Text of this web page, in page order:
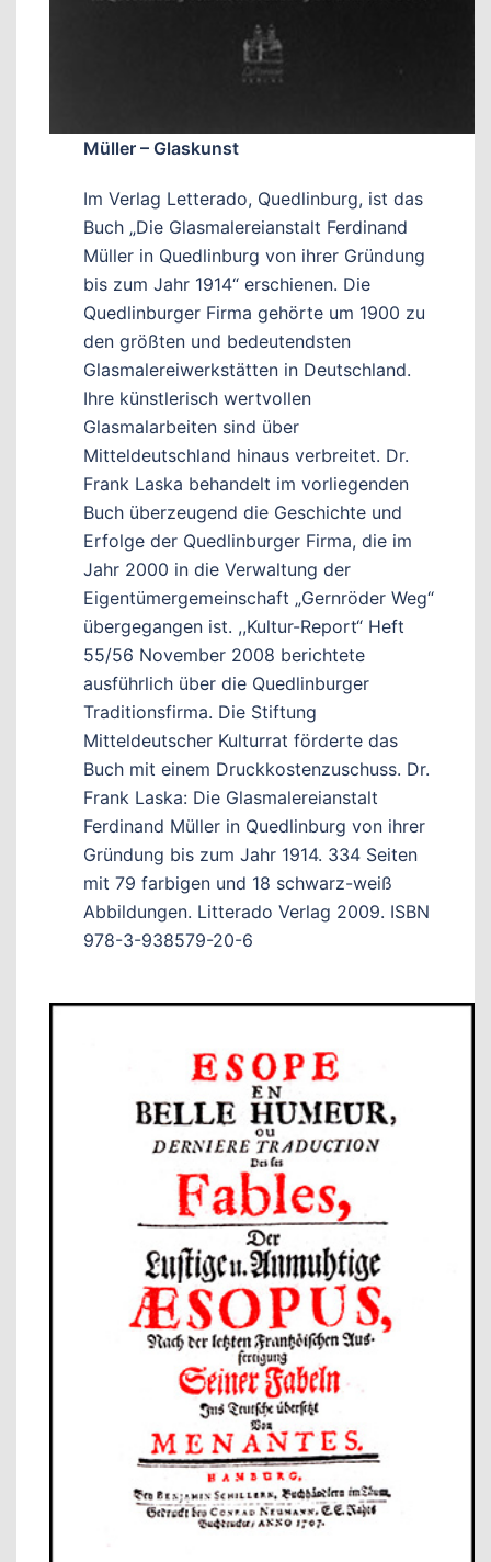
Müller – Glaskunst
Im Verlag Letterado, Quedlinburg, ist das
Buch „Die Glasmalereianstalt Ferdinand
Müller in Quedlinburg von ihrer Gründung
bis zum Jahr 1914“ erschienen. Die
Quedlinburger Firma gehörte um 1900 zu
den größten und bedeutendsten
Glasmalereiwerkstätten in Deutschland.
Ihre künstlerisch wertvollen
Glasmalarbeiten sind über
Mitteldeutschland hinaus verbreitet. Dr.
Frank Laska behandelt im vorliegenden
Buch überzeugend die Geschichte und
Erfolge der Quedlinburger Firma, die im
Jahr 2000 in die Verwaltung der
Eigentümergemeinschaft „Gernröder Weg“
übergegangen ist. ,,Kultur-Report“ Heft
55/56 November 2008 berichtete
ausführlich über die Quedlinburger
Traditionsfirma. Die Stiftung
Mitteldeutscher Kulturrat förderte das
Buch mit einem Druckkostenzuschuss. Dr.
Frank Laska: Die Glasmalereianstalt
Ferdinand Müller in Quedlinburg von ihrer
Gründung bis zum Jahr 1914. 334 Seiten
mit 79 farbigen und 18 schwarz-weiß
Abbildungen. Litterado Verlag 2009. ISBN
978-3-938579-20-6